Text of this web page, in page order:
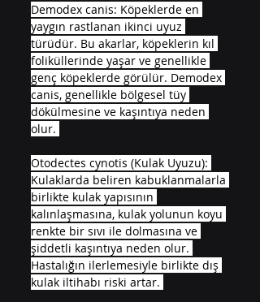
Demodex canis: Köpeklerde en
yaygın rastlanan ikinci uyuz
türüdür. Bu akarlar, köpeklerin kıl
foliküllerinde yaşar ve genellikle
genç köpeklerde görülür. Demodex
canis, genellikle bölgesel tüy
dökülmesine ve kaşıntıya neden
olur.
Otodectes cynotis (Kulak Uyuzu):
Kulaklarda beliren kabuklanmalarla
birlikte kulak yapısının
kalınlaşmasına, kulak yolunun koyu
renkte bir sıvı ile dolmasına ve
şiddetli kaşıntıya neden olur.
Hastalığın ilerlemesiyle birlikte dış
kulak iltihabı riski artar.